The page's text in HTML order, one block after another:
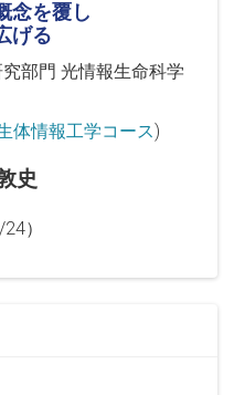
念を覆し
げる
部門 光情報生命科学
体情報工学コース)
史
）